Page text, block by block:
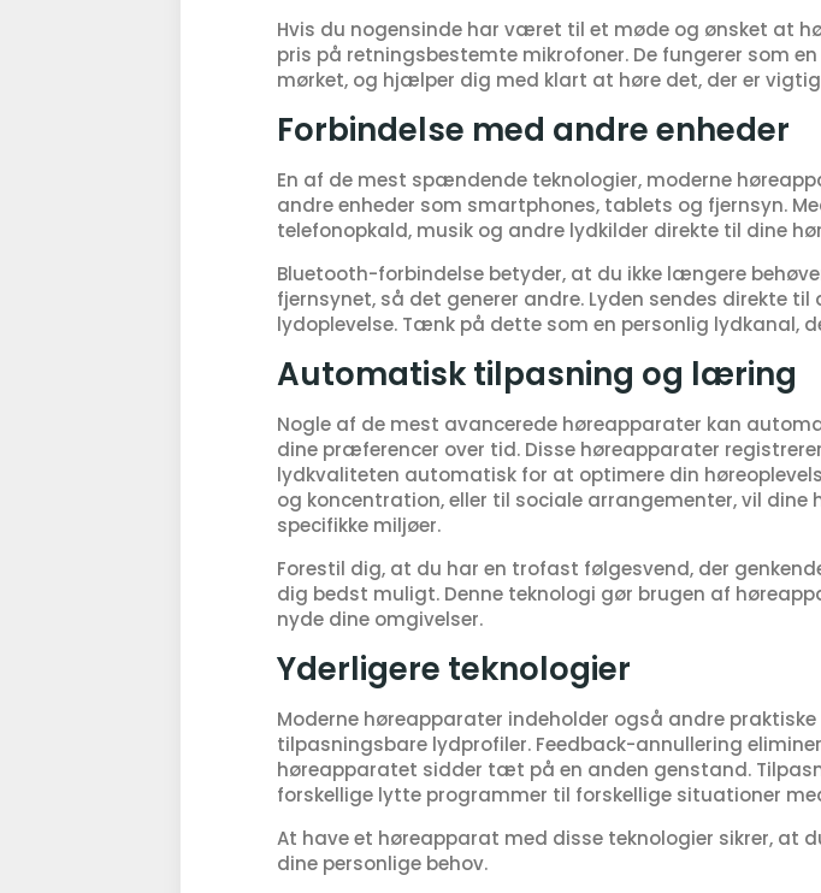
Hvis du nogensinde har været til et møde og ønsket at
pris på retningsbestemte mikrofoner. De fungerer som
mørket, og hjælper dig med klart at høre det, der er
Forbindelse med andre enheder
En af de mest spændende teknologier, moderne
andre enheder som smartphones, tablets og fjernsyn.
telefonopkald, musik og andre lydkilder direkte til dine
Bluetooth-forbindelse betyder, at du ikke længere
fjernsynet, så det generer andre. Lyden sendes direkte
lydoplevelse. Tænk på dette som en personlig lydkanal,
Automatisk tilpasning og læring
Nogle af de mest avancerede høreapparater kan
dine præferencer over tid. Disse høreapparater
lydkvaliteten automatisk for at optimere din
og koncentration, eller til sociale arrangementer, vil
specifikke miljøer.
Forestil dig, at du har en trofast følgesvend, der
dig bedst muligt. Denne teknologi gør brugen af
nyde dine omgivelser.
Yderligere teknologier
Moderne høreapparater indeholder også andre
tilpasningsbare lydprofiler. Feedback-annullering
høreapparatet sidder tæt på en anden genstand.
forskellige lytte programmer til forskellige situationer
At have et høreapparat med disse teknologier sikrer, at
dine personlige behov.